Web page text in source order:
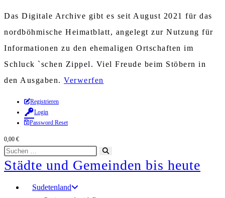
Das Digitale Archive gibt es seit August 2021 für das
nordböhmische Heimatblatt, angelegt zur Nutzung für
Informationen zu den ehemaligen Ortschaften im
Schluck `schen Zippel. Viel Freude beim Stöbern in
den Ausgaben. Verwerfen
Zum
Inhalt
springen
Registrieren
Login
Password Reset
0,00 €
Diese
Website
durchsuchen
starten
Städte und Gemeinden bis heute
Sudetenland